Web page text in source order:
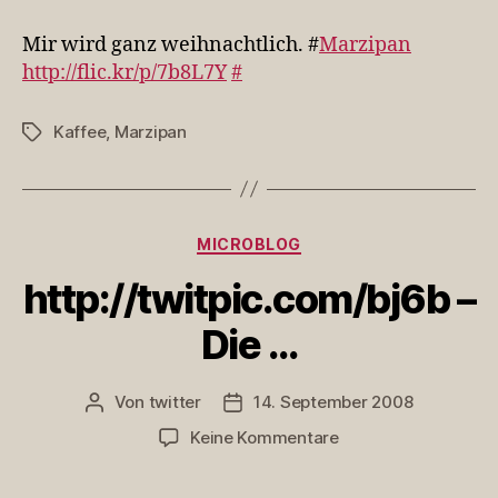
ganz
weihnachtlich.
Mir wird ganz weihnachtlich. #Marzipan
http://flic.kr/p/7b8L7Y#
Schlagwörter
Kaffee, Marzipan
Kategorien
MICROBLOG
http://twitpic.com/bj6b –
Die …
Beitragsautor
Von twitter Veröffentlichungsdatum
14. September 2008
Keine Kommentarezu